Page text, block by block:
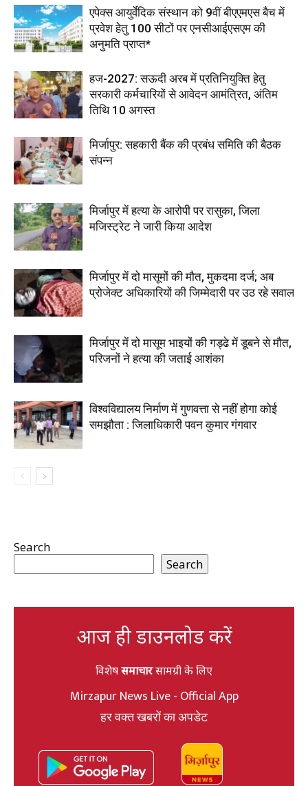
एपेक्स आयुर्वेदिक संस्थान को 9वीं बीएएमएस बैच में
प्रवेश हेतु 100 सीटों पर एनसीआईएसएम की
अनुमति प्राप्त*
हज-2027: सऊदी अरब में प्रतिनियुक्ति हेतु
सरकारी कर्मचारियों से आवेदन आमंत्रित, अंतिम
तिथि 10 अगस्त
मिर्जापुर: सहकारी बैंक की प्रबंध समिति की बैठक
संपन्न
मिर्जापुर में हत्या के आरोपी पर रासुका, जिला
मजिस्ट्रेट ने जारी किया आदेश
मिर्जापुर में दो मासूमों की मौत, मुकदमा दर्ज; अब
प्रोजेक्ट अधिकारियों की जिम्मेदारी पर उठ रहे सवाल
मिर्जापुर में दो मासूम भाइयों की गड्ढे में डूबने से मौत,
परिजनों ने हत्या की जताई आशंका
विश्वविद्यालय निर्माण में गुणवत्ता से नहीं होगा कोई
समझौता : जिलाधिकारी पवन कुमार गंगवार
Search
Search
आज ही डाउनलोड करें
विशेषसमाचारसामग्री के लिए
Mirzapur News Live - Official App
हर वक्त खबरों का अपडेट